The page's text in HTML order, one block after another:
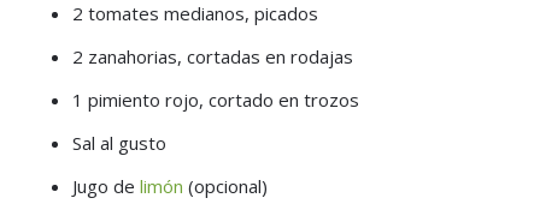
2 tomates medianos, picados
2 zanahorias, cortadas en rodajas
1 pimiento rojo, cortado en trozos
Sal al gusto
Jugo de limón (opcional)